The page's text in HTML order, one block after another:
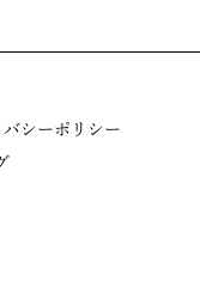
バシーポリシー